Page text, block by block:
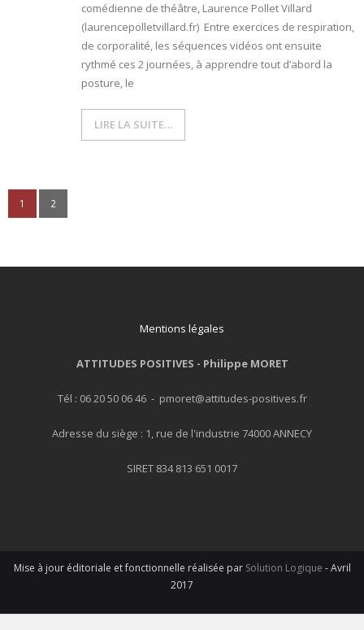
comédienne de théâtre, Laurence Pollet Villard
(laurencepolletvillard.fr) Entre exercices de respiration,
de corporalité, les séquences vidéos ont ensuite
rythmé ces 2 journées, à apprendre tout d’abord la
posture, le
LIRE LA SUITE…
1 2
Mentions légales
ATTITUDES POSITIVES - Philippe MORET
Tél : 06 20 50 06 46 - pmoret@attitudes-positives.fr
Adresse du siège : 1, rue de l'industrie 74000 ANNECY
SIRET 834 813 651 0017
Mise à jour éditoriale et fonctionnelle réalisée par Solution Logique - Avril
2017